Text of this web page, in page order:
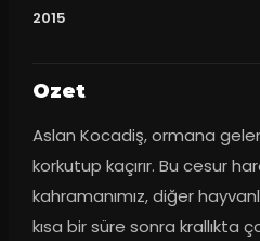
2015
Ozet
Aslan Kocadiş, ormana
korkutup kaçırır. Bu cesur
kahramanımız, diğer
kısa bir süre sonra krallıkta